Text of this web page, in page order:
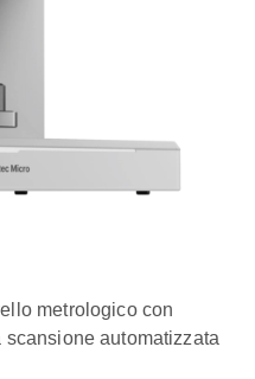
metrologico con
automatizzata